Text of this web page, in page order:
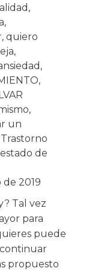
,
,
, quiero
,
,
,
,
un
Trastorno
de
de 2019
Tal vez
para
puede
continuar
propuesto